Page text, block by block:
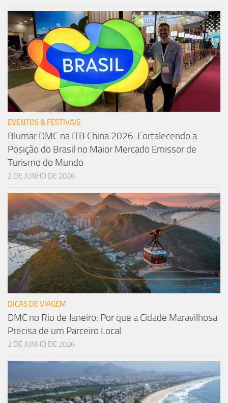
EVENTOS & FESTIVAIS
Blumar DMC na ITB China 2026: Fortalecendo a
Posição do Brasil no Maior Mercado Emissor de
Turismo do Mundo
2 DE JUNHO DE 2026
DICAS DE VIAGEM
DMC no Rio de Janeiro: Por que a Cidade Maravilhosa
Precisa de um Parceiro Local
2 DE JUNHO DE 2026